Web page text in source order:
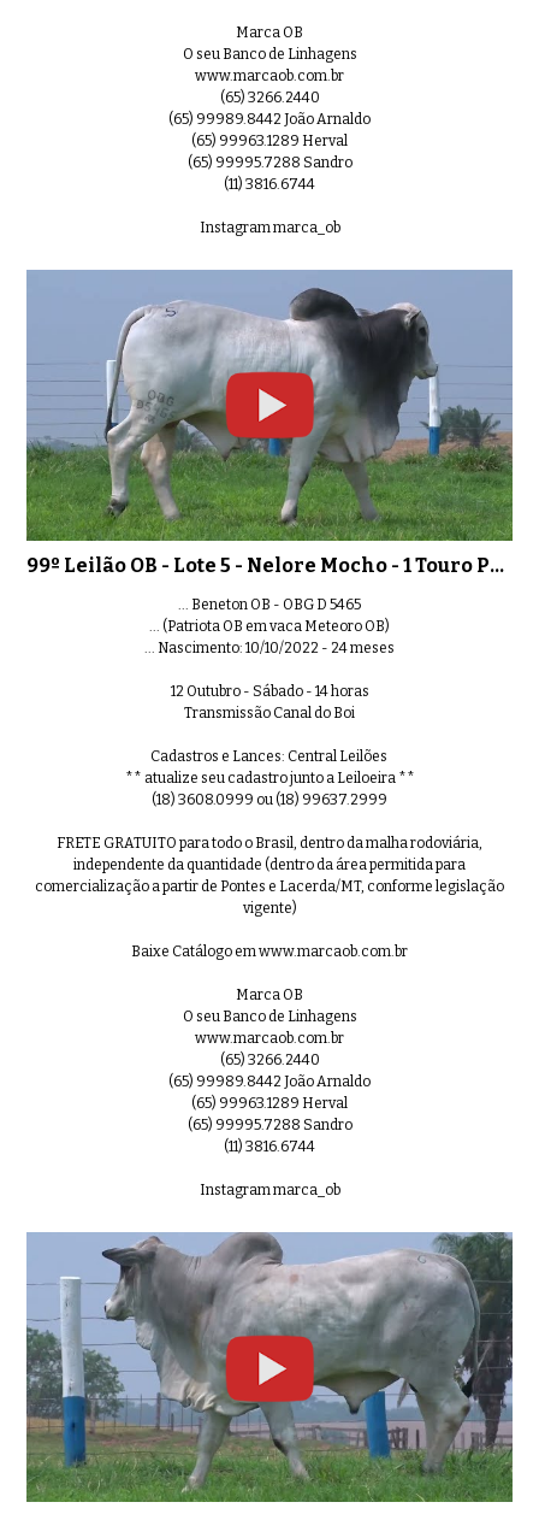
Marca OB
O seu Banco de Linhagens
www.marcaob.com.br
(65) 3266.2440
(65) 99989.8442 João Arnaldo
(65) 99963.1289 Herval
(65) 99995.7288 Sandro
(11) 3816.6744
Instagram marca_ob
99º Leilão OB - Lote 5 - Nelore Mocho - 1 Touro PO Registrado
... Beneton OB - OBG D 5465
... (Patriota OB em vaca Meteoro OB)
... Nascimento: 10/10/2022 - 24 meses
12 Outubro - Sábado - 14 horas
Transmissão Canal do Boi
Cadastros e Lances: Central Leilões
** atualize seu cadastro junto a Leiloeira **
(18) 3608.0999 ou (18) 99637.2999
FRETE GRATUITO para todo o Brasil, dentro da malha rodoviária,
independente da quantidade (dentro da área permitida para
comercialização a partir de Pontes e Lacerda/MT, conforme legislação
vigente)
Baixe Catálogo em www.marcaob.com.br
Marca OB
O seu Banco de Linhagens
www.marcaob.com.br
(65) 3266.2440
(65) 99989.8442 João Arnaldo
(65) 99963.1289 Herval
(65) 99995.7288 Sandro
(11) 3816.6744
Instagram marca_ob